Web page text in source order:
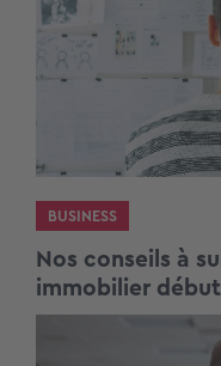
BUSINESS
Nos conseils à
immobilier